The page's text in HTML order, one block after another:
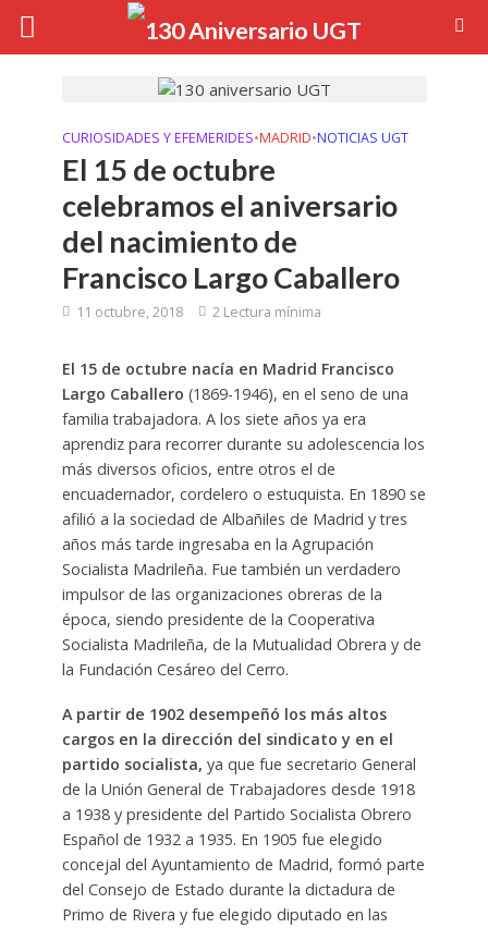
CURIOSIDADES Y EFEMERIDES•MADRID•NOTICIAS UGT
El 15 de octubre
celebramos el aniversario
del nacimiento de
Francisco Largo Caballero
11 octubre, 2018 2 Lectura mínima
El 15 de octubre nacía en Madrid Francisco
Largo Caballero (1869-1946), en el seno de una
familia trabajadora. A los siete años ya era
aprendiz para recorrer durante su adolescencia los
más diversos oficios, entre otros el de
encuadernador, cordelero o estuquista. En 1890 se
afilió a la sociedad de Albañiles de Madrid y tres
años más tarde ingresaba en la Agrupación
Socialista Madrileña. Fue también un verdadero
impulsor de las organizaciones obreras de la
época, siendo presidente de la Cooperativa
Socialista Madrileña, de la Mutualidad Obrera y de
la Fundación Cesáreo del Cerro.
A partir de 1902 desempeñó los más altos
cargos en la dirección del sindicato y en el
partido socialista, ya que fue secretario General
de la Unión General de Trabajadores desde 1918
a 1938 y presidente del Partido Socialista Obrero
Español de 1932 a 1935. En 1905 fue elegido
concejal del Ayuntamiento de Madrid, formó parte
del Consejo de Estado durante la dictadura de
Primo de Rivera y fue elegido diputado en las